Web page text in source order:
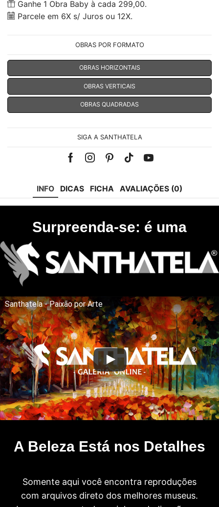
Ganhe 1 Obra Baby à cada 299,00.
Parcele em 6X s/ Juros ou 12X.
OBRAS POR FORMATO
OBRAS HORIZONTAIS
OBRAS VERTICAIS
OBRAS QUADRADAS
SIGA A SANTHATELA
Facebook
Instagram
Pinterest
Tik-Youtube
INFO DICAS FICHA AVALIAÇÕES (0)
Surpreenda-se: é uma
Santhatela - Paixão por Arte
A Beleza Está nos Detalhes
Somente aqui você encontra reproduções
com arquivos direto dos melhores museus.